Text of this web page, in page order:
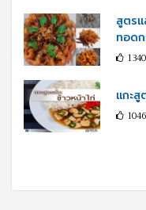
สูตร
ทอด
แกะสู